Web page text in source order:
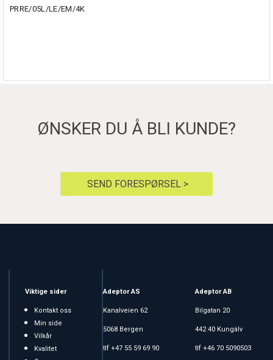
PRRE/05L/LE/EM/4K
ØNSKER DU Å BLI KUNDE?
SEND FORESPØRSEL >
Viktige sider
Kontakt oss
Min side
Vilkår
Kvalitet
Adeptor AS
Kanalveien 62
5068 Bergen
tlf +47 55 59 69 90
Adeptor AB
Bilgatan 20
442 40 Kungälv
tlf +46 70 5090503